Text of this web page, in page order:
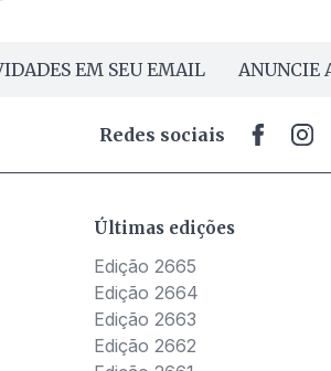
EM SEU EMAIL ANUNCIE
Redes sociais
Últimas edições
Edição 2665
Edição 2664
Edição 2663
Edição 2662